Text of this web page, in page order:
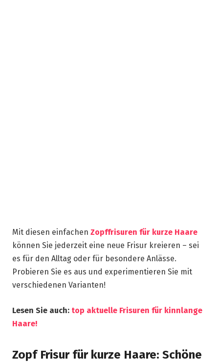
Mit diesen einfachen Zopffrisuren für kurze Haare
können Sie jederzeit eine neue Frisur kreieren – sei
es für den Alltag oder für besondere Anlässe.
Probieren Sie es aus und experimentieren Sie mit
verschiedenen Varianten!
Lesen Sie auch: top aktuelle Frisuren für kinnlange
Haare!
Zopf Frisur für kurze Haare: Schöne